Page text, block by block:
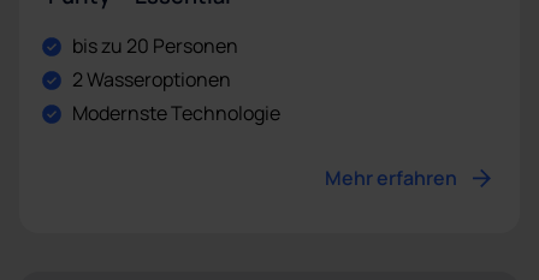
bis zu 20 Personen
2 Wasseroptionen
Modernste Technologie
Mehr erfahren